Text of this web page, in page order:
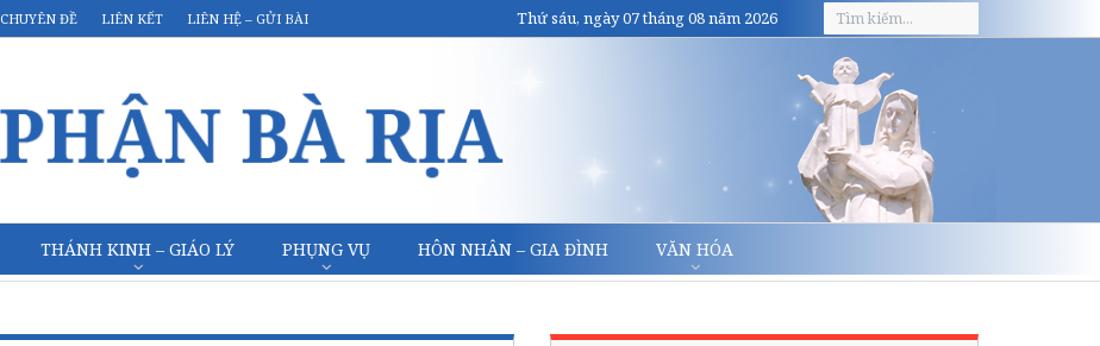
CHUYÊN ĐỀ LIÊN KẾT LIÊN HỆ – GỬI BÀI Thứ sáu, ngày 07 tháng 08 năm 2026
THÁNH KINH – GIÁO LÝ PHỤNG VỤ HÔN NHÂN – GIA ĐÌNH VĂN HÓA